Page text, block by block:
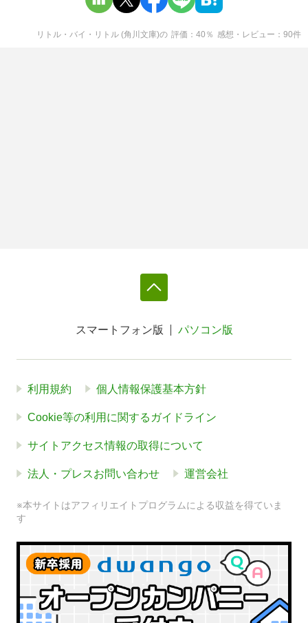
リトル・バイ・リトル (角川文庫)の 評価 40 ％ 感想・レビュー 90件
スマートフォン版 パソコン版
利用規約 個人情報保護基本方針
Cookie等の利用に関するガイドライン
サイトアクセス情報の取得について
法人・プレスお問い合わせ 運営会社
※本サイトはアフィリエイトプログラムによる収益を得ていま
す